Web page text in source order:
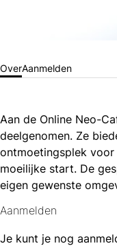
OverAanmelden
Aan de Online Neo-
deelgenomen. Ze
ontmoetingsplek voor
moeilijke start. De
eigen gewenste
Aanmelden
Je kunt je nog